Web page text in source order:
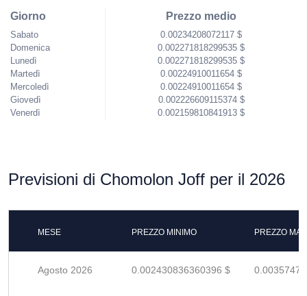
Giorno
Sabato
Domenica
Lunedì
Martedì
Mercoledì
Giovedì
Venerdì
Prezzo medio
0.00234208072117 $
0.002271818299535 $
0.002271818299535 $
0.00224910011654 $
0.00224910011654 $
0.002226609115374 $
0.002159810841913 $
Previsioni di Chomolon Joff per il 2026
MESE PREZZO MINIMO PREZZO
Agosto 2026 0.002430836360396 $